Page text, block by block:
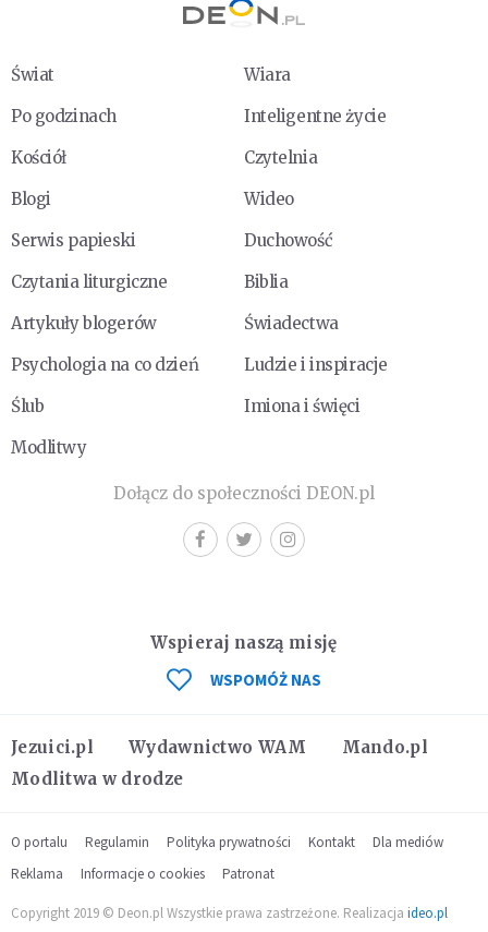
Świat
Wiara
Po godzinach
Inteligentne życie
Kościół
Czytelnia
Blogi
Wideo
Serwis papieski
Duchowość
Czytania liturgiczne
Biblia
Artykuły blogerów
Świadectwa
Psychologia na co dzień
Ludzie i inspiracje
Ślub
Imiona i święci
Modlitwy
Dołącz do społeczności DEON.pl
Jezuici.pl Wydawnictwo WAM
Mando.pl
Modlitwa w drodze
Wspieraj naszą misję
WSPOMÓŻ NAS
O portalu Regulamin Polityka prywatności Kontakt
Dla mediów
Reklama
Informacje o cookies Patronat
Copyright 2019 © Deon.pl Wszystkie prawa zastrzeżone. Realizacja ideo.pl